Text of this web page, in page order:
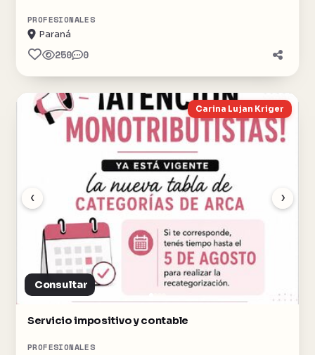
PROFESIONALES
Paraná
250 0
‹ ›
Carina Lujan Kriger
Consultar
Servicio impositivo y contable
PROFESIONALES